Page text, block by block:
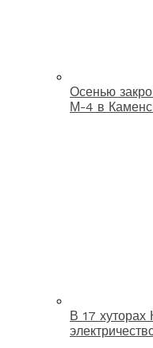
Осенью
М-4 в
В 17 хуторах